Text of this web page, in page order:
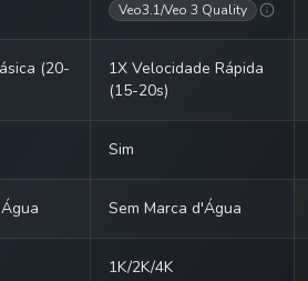
Veo3.1/Veo 3 Quality
(20-
1X Velocidade Rápida
(15-20s)
Sim
Sem Marca d'Água
1K/2K/4K